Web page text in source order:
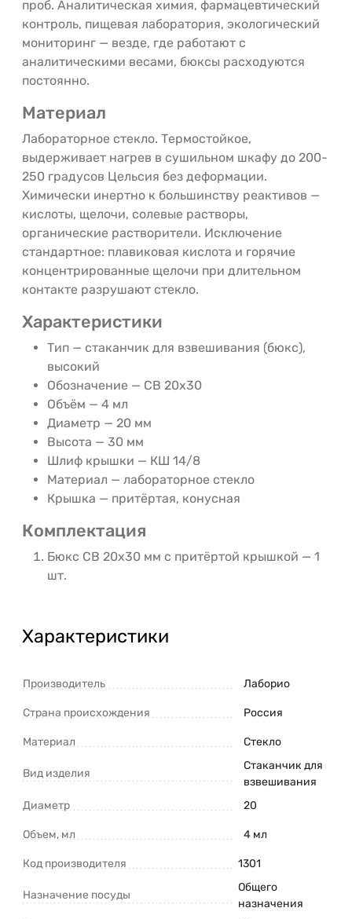
проб. Аналитическая химия, фармацевтический
контроль, пищевая лаборатория, экологический
мониторинг — везде, где работают с
аналитическими весами, бюксы расходуются
постоянно.
Материал
Лабораторное стекло. Термостойкое,
выдерживает нагрев в сушильном шкафу до 200-
250 градусов Цельсия без деформации.
Химически инертно к большинству реактивов —
кислоты, щелочи, солевые растворы,
органические растворители. Исключение
стандартное: плавиковая кислота и горячие
концентрированные щелочи при длительном
контакте разрушают стекло.
Характеристики
Тип — стаканчик для взвешивания (бюкс),
высокий
Обозначение — СВ 20х30
Объём — 4 мл
Диаметр — 20 мм
Высота — 30 мм
Шлиф крышки — КШ 14/8
Материал — лабораторное стекло
Крышка — притёртая, конусная
Комплектация
Бюкс СВ 20х30 мм с притёртой крышкой — 1
шт.
Характеристики
Производитель Лаборио
Страна происхождения Россия
Материал Стекло
Вид изделия
Стаканчик для
взвешивания
Диаметр
20
Объем, мл 4 мл
Код производителя 1301
Назначение посуды
Общего
назначения